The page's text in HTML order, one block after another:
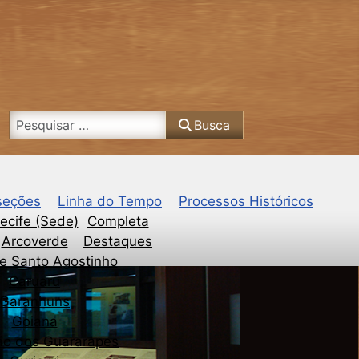
Busca
(Sede)
Arcoverde
Santo Agostinho
Caruaru
Garanhuns
Goiana
dos Guararapes
Linha do Tempo
Completa
Destaques
Processos Históricos